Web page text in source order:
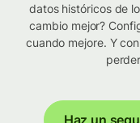
datos históricos de
cambio mejor?
cuando mejore. Y